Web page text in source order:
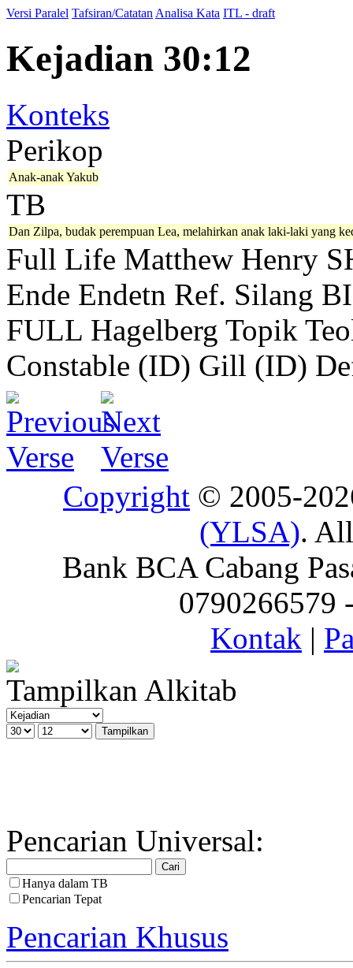
Versi Paralel Tafsiran/Catatan Analisa Kata ITL - draft
Kejadian 30:12
Konteks
Perikop
Anak-anak Yakub
TB
Dan Zilpa, budak perempuan Lea, melahirkan anak laki-laki yang
Full Life Matthew Henry
Ende Endetn Ref. Silang
FULL Hagelberg Topik
Constable (ID) Gill (ID)
Copyright © 2005-
(YLSA).
Bank BCA Cabang
0790266579
Kontak |
Tampilkan Alkitab
Pencarian Universal:
Hanya dalam TB
Pencarian Tepat
Pencarian Khusus